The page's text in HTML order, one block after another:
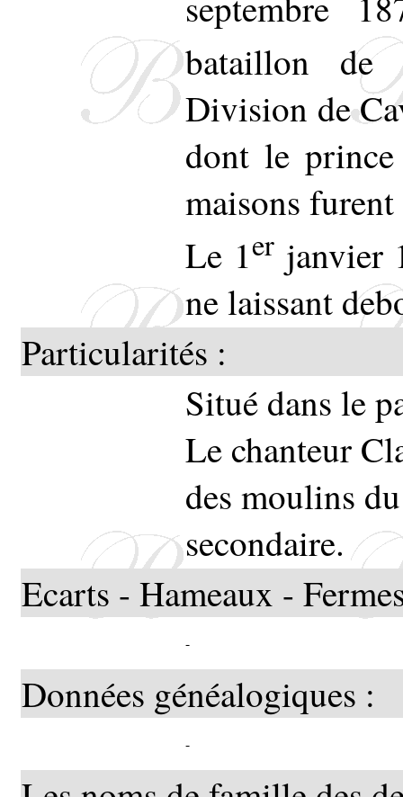
bataillon de
Division de
dont le
maisons
Le 1erjanvier
ne laissant
Particularités :
Situé dans le
Le chanteur
des moulins
secondaire.
Ecarts - Hameaux -
-
Données généalogiques :
-